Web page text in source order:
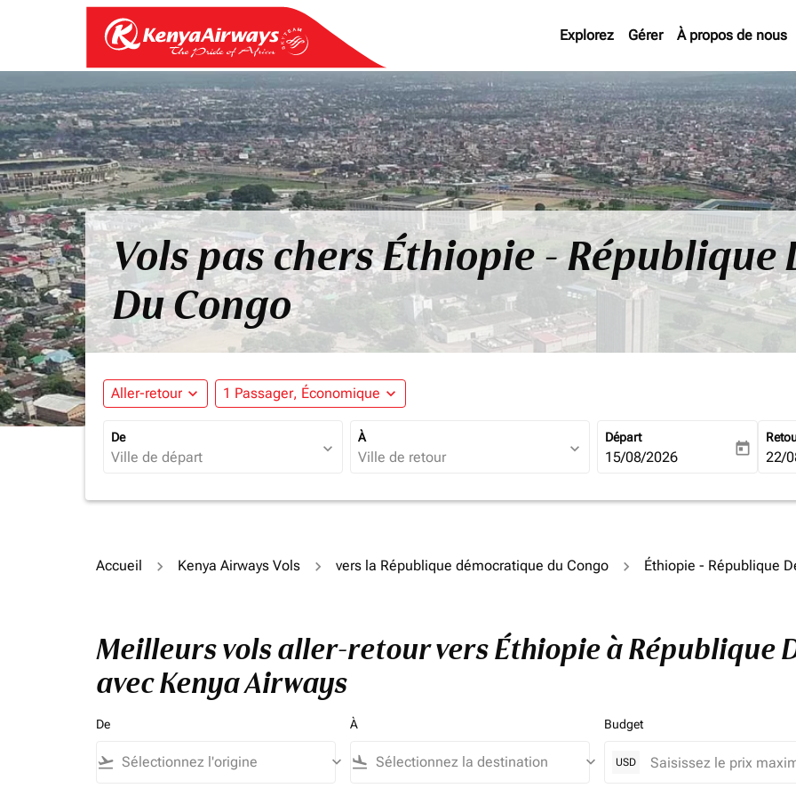
Explorez Gérer À propos de nous
Vols pas chers Éthiopie -
Du Congo
Aller-retour expand_more 1 Passager, Économique expand_more
De
expand_more
À
expand_more
Départ
fc-booking-departure-date-
15/08/2026 today fc-
22/
Accueil Kenya Airways Vols vers la République démocratique du Congo Éthiopie - République
Meilleurs vols aller-retour vers Éthiopie à République
avec Kenya Airways
De
flight_takeoff keyboard_arrow_down
À
flight_land keyboard_arrow_down
Budget
USD